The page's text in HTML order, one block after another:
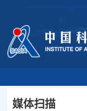
媒体扫描